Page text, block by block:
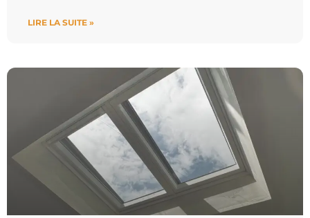
LIRE LA SUITE »